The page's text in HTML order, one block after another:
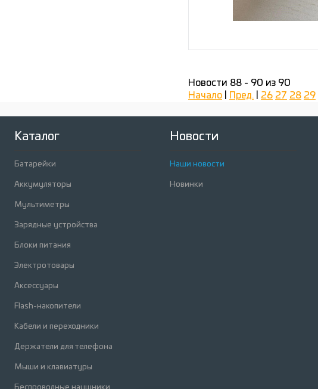
Новости 88 - 90 из 90
Начало
Пред. 26 27 28 29
Каталог
Батарейки
Аккумуляторы
Мультиметры
Зарядные устройства
Блоки питания
Электротовары
Аксессуары
Flash-накопители
Кабели и переходники
Держатели для телефона
Мыши и клавиатуры
Новости
Наши новости
Новинки